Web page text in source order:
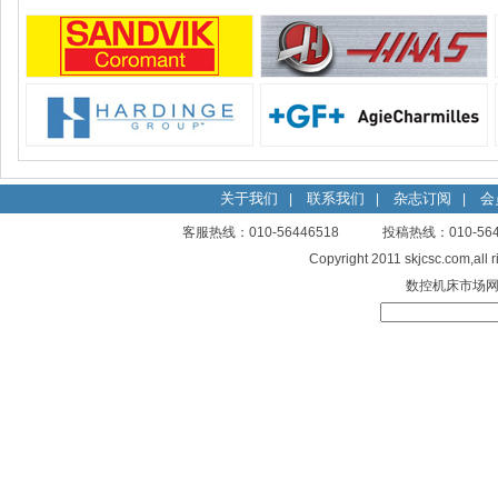
关于我们 联系我们 杂志订阅 会
客服热线：010-56446518 投稿热线：
Copyright 2011
数控机床市场网